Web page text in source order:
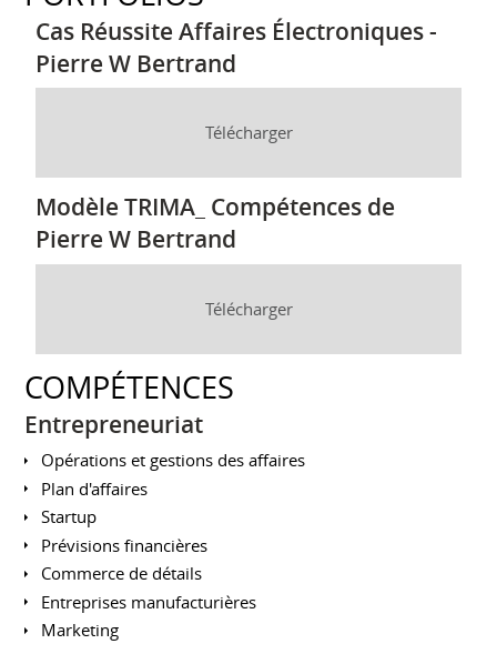
Cas Réussite Affaires Électroniques -
Pierre W Bertrand
Télécharger
Modèle TRIMA_ Compétences de
Pierre W Bertrand
Télécharger
COMPÉTENCES
Entrepreneuriat
Opérations et gestions des affaires
Plan d'affaires
Startup
Prévisions financières
Commerce de détails
Entreprises manufacturières
Marketing